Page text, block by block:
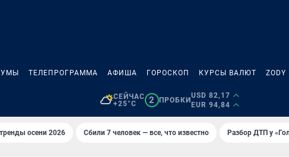
ТЕЛЕПРОГРАММА АФИША ГОРОСКОП КУРСЫ ВАЛЮТ ZODY
СЕЙЧАС
+25°C
2 ПРОБКИ
USD 82,17
EUR 94,84
осени 2026 Сбили 7 человек — все, что известно Разбор ДТП у